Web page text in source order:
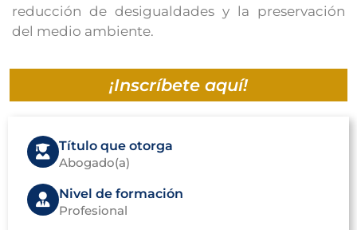
reducción de desigualdades y la preservación
del medio ambiente.
¡Inscríbete aquí!
Título que otorga
Abogado(a)
Nivel de formación
Profesional